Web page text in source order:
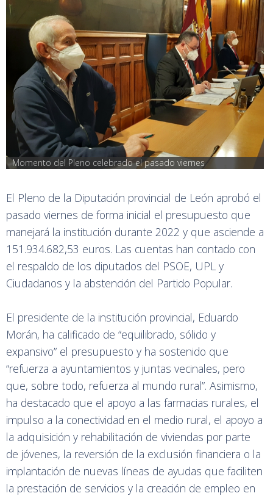
Momento del Pleno celebrado el pasado viernes
El Pleno de la Diputación provincial de León aprobó el
pasado viernes de forma inicial el presupuesto que
manejará la institución durante 2022 y que asciende a
151.934.682,53 euros. Las cuentas han contado con
el respaldo de los diputados del PSOE, UPL y
Ciudadanos y la abstención del Partido Popular.
El presidente de la institución provincial, Eduardo
Morán, ha calificado de “equilibrado, sólido y
expansivo” el presupuesto y ha sostenido que
“refuerza a ayuntamientos y juntas vecinales, pero
que, sobre todo, refuerza al mundo rural”. Asimismo,
ha destacado que el apoyo a las farmacias rurales, el
impulso a la conectividad en el medio rural, el apoyo a
la adquisición y rehabilitación de viviendas por parte
de jóvenes, la reversión de la exclusión financiera o la
implantación de nuevas líneas de ayudas que faciliten
la prestación de servicios y la creación de empleo en